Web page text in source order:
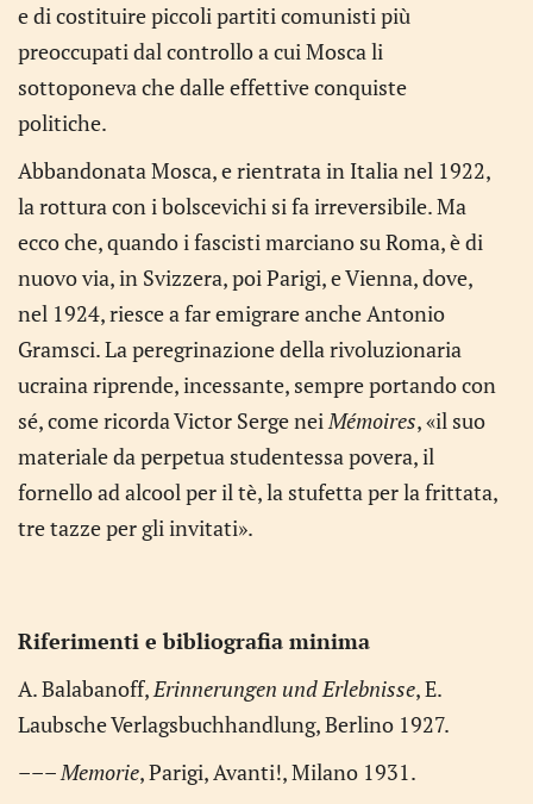
e di costituire piccoli partiti comunisti più
preoccupati dal controllo a cui Mosca li
sottoponeva che dalle effettive conquiste
politiche.
Abbandonata Mosca, e rientrata in Italia nel 1922,
la rottura con i bolscevichi si fa irreversibile. Ma
ecco che, quando i fascisti marciano su Roma, è di
nuovo via, in Svizzera, poi Parigi, e Vienna, dove,
nel 1924, riesce a far emigrare anche Antonio
Gramsci. La peregrinazione della rivoluzionaria
ucraina riprende, incessante, sempre portando con
sé, come ricorda Victor Serge neiMémoires, «il suo
materiale da perpetua studentessa povera, il
fornello ad alcool per il tè, la stufetta per la frittata,
tre tazze per gli invitati».
Riferimenti e bibliografia minima
A. Balabanoff,Erinnerungen und Erlebnisse, E.
Laubsche Verlagsbuchhandlung, Berlino 1927.
–––Memorie, Parigi, Avanti!, Milano 1931.